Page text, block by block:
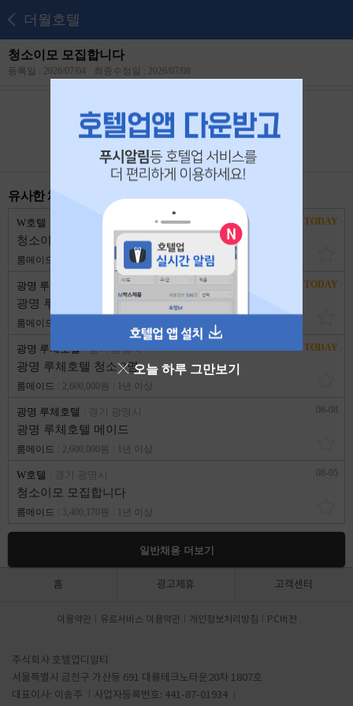
더월호텔
청소이모 모집합니다
등록일 : 2026/07/04 최종수정일 : 2026/07/08
본 공고는2026년 07월 23일 에 마감되었습니다.
유사한 채용 리스트
W호텔
청소이모 2명 모집합니다
룸메이드 1년 이상
TODAY
광명 루체호텔 경기 광명시
광명 루체호텔 배팅삼촌
룸메이드
TODAY
광명 루체호텔 경기 광명시
광명 루체호텔 청소 2명
룸메이드 2,600,000원 1년 이상
TODAY
광명 루체호텔 경기 광명시
광명 루체호텔 메이드
룸메이드 2,600,000원 1년 이상
08-08
W호텔 경기 광명시
청소이모 모집합니다
룸메이드 3,400,170원 1년 이상
08-05
일반채용 더보기
오늘 하루 그만보기
홈 광고제휴 고객센터
이용약관 유료서비스 이용약관 개인정보처리방침 PC버전
주식회사 호텔업디알티
서울특별시 금천구 가산동 691 대륭테크노타운20차 1807호
대표이사: 이송주
사업자등록번호: 441-87-01934